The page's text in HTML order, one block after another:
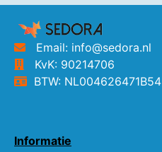
Email: info@sedora.nl
KvK: 90214706
BTW: NL004626471B54
Informatie